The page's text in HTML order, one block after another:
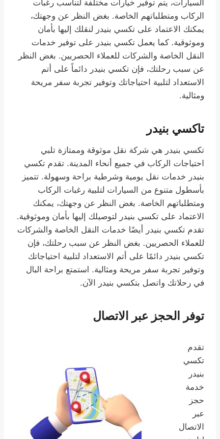
السيارات، يتم توفير خيارات مختلفة لتناسب رغبات
الركاب ومتطلباتهم الخاصة. بغض النظر عن وجهتك،
يمكنك الاعتماد على تكسي بنيدر لنقلك إليها بأمان
وموثوقية. كما يعمل تكسي بنيدر على توفير خدمات
النقل الخاصة والشركات للعملاء الحصريين. بغض النظر
عن سبب رحلتك، فإن تكسي بنيدر دائماً على أتم
الاستعداد لتلبية احتياجاتك وتوفير تجربة سفر مريحة
ومثالية.
تاكسي بنيدر
تكسي بنيدر هي شركة نقل موثوقة وممتازة تلبي
احتياجات الركاب في جميع أنحاء المدينة. تقدم تكسي
بنيدر خدمات نقل يومية وشرطية براحة وسهولة. تتميز
بأسطول متنوع من السيارات لتلبية رغبات الركاب
ومتطلباتهم الخاصة. بغض النظر عن وجهتك، يمكنك
الاعتماد على تكسي بنيدر لتوصيلك إليها بأمان وموثوقية.
تقدم تكسي بنيدر أيضًا خدمات النقل الخاصة والشركات
للعملاء الحصريين. بغض النظر عن سبب رحلتك، فإن
تكسي بنيدر دائمًا على أتم الاستعداد لتلبية احتياجاتك
وتوفير تجربة سفر مريحة ومثالية. استمتع براحة البال
في رحلاتك واتصل بتكسي بنيدر الآن.
توفر الحجز عبر الاتصال
تقدم
تكسي
بنيدر
خدمة
حجز
عبر
الاتصال